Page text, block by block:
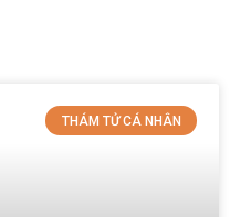
THÁM TỬ CÁ NHÂN